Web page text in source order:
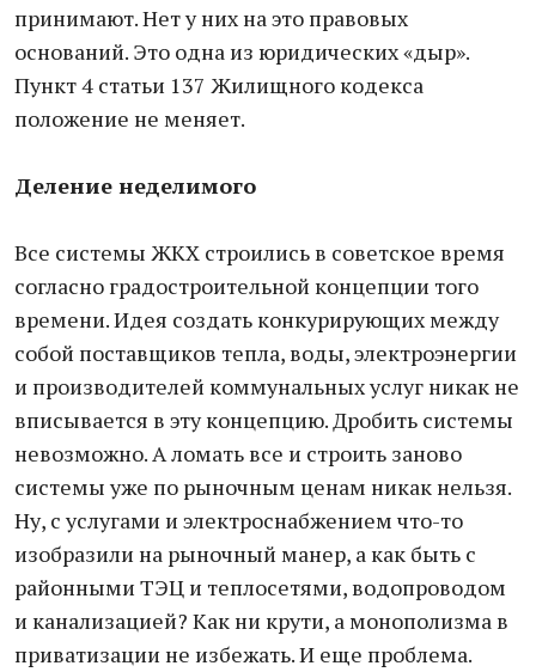
принимают. Нет у них на это правовых
оснований. Это одна из юридических «дыр».
Пункт 4 статьи 137 Жилищного кодекса
положение не меняет.
Деление неделимого
Все системы ЖКХ строились в советское время
согласно градостроительной концепции того
времени. Идея создать конкурирующих между
собой поставщиков тепла, воды, электроэнергии
и производителей коммунальных услуг никак не
вписывается в эту концепцию. Дробить системы
невозможно. А ломать все и строить заново
системы уже по рыночным ценам никак нельзя.
Ну, с услугами и электроснабжением что-то
изобразили на рыночный манер, а как быть с
районными ТЭЦ и теплосетями, водопроводом
и канализацией? Как ни крути, а монополизма в
приватизации не избежать. И еще проблема.